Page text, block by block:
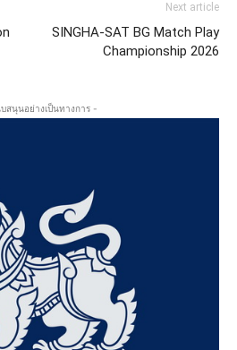
Next article
SINGHA-SAT BG Match Play
Championship 2026
สนุนอย่างเป็นทางการ -